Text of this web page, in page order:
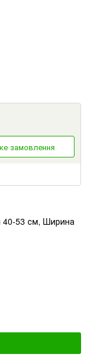
замовлення
40-53 см, Ширина